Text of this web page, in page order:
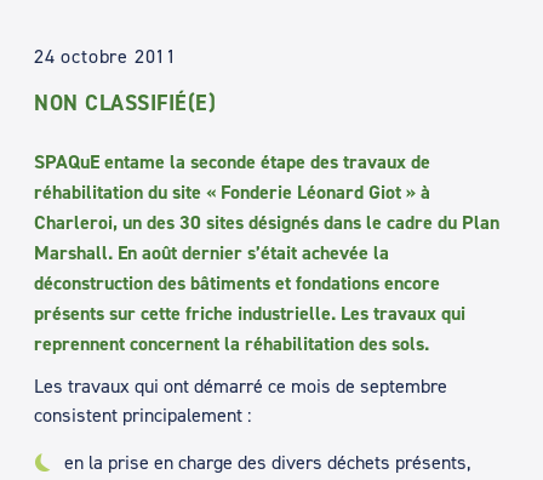
24 octobre 2011
NON CLASSIFIÉ(E)
SPAQuE entame la seconde étape des travaux de
réhabilitation du site « Fonderie Léonard Giot » à
Charleroi, un des 30 sites désignés dans le cadre du Plan
Marshall. En août dernier s’était achevée la
déconstruction des bâtiments et fondations encore
présents sur cette friche industrielle. Les travaux qui
reprennent concernent la réhabilitation des sols.
Les travaux qui ont démarré ce mois de septembre
consistent principalement :
en la prise en charge des divers déchets présents,